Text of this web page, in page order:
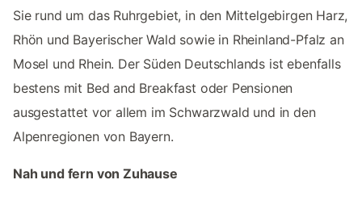
Sie rund um das Ruhrgebiet, in den Mittelgebirgen Harz,
Rhön und Bayerischer Wald sowie in Rheinland-Pfalz an
Mosel und Rhein. Der Süden Deutschlands ist ebenfalls
bestens mit Bed and Breakfast oder Pensionen
ausgestattet vor allem im Schwarzwald und in den
Alpenregionen von Bayern.
Nah und fern von Zuhause